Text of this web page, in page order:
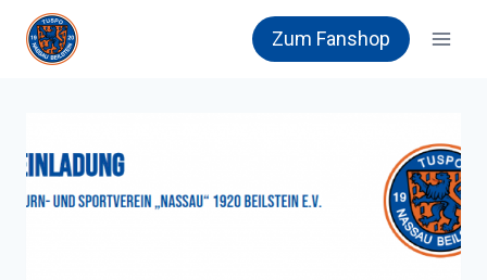
Zum
Inhalt
springen
Zum Fanshop